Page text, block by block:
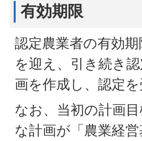
有効期限
認定農業者の有効
を迎え、引き続き
画を作成し、認定
なお、当初の計画
な計画が「農業経